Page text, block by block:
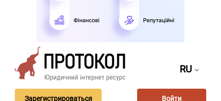
RU
Зарегистрироваться Войти